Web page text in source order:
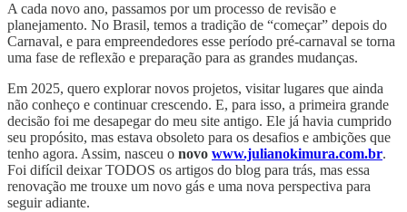
A cada novo ano, passamos por um processo de revisão e
planejamento. No Brasil, temos a tradição de “começar” depois do
Carnaval, e para empreendedores esse período pré-carnaval se torna
uma fase de reflexão e preparação para as grandes mudanças.
Em 2025, quero explorar novos projetos, visitar lugares que ainda
não conheço e continuar crescendo. E, para isso, a primeira grande
decisão foi me desapegar do meu site antigo. Ele já havia cumprido
seu propósito, mas estava obsoleto para os desafios e ambições que
tenho agora. Assim, nasceu o novo www.julianokimura.com.br.
Foi difícil deixar TODOS os artigos do blog para trás, mas essa
renovação me trouxe um novo gás e uma nova perspectiva para
seguir adiante.